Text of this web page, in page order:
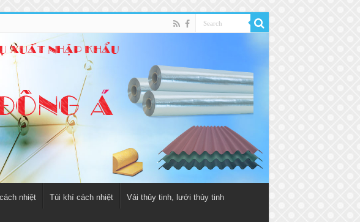
nhiệt Túi khí cách nhiệt Vải thủy tinh, lưới thủy tinh